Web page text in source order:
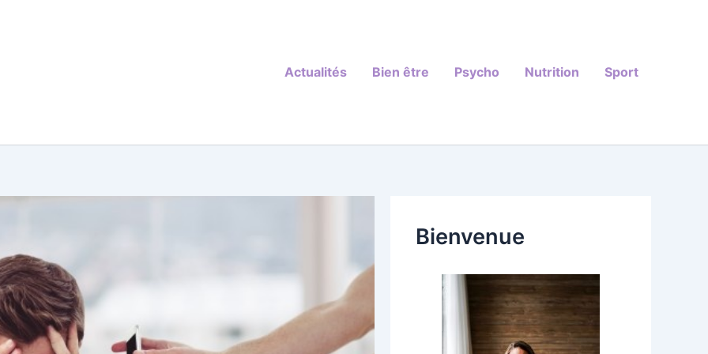
Actualités
Bien être Psycho Nutrition Sport
Bienvenue